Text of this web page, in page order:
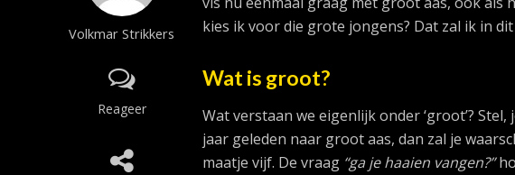
Volkmar Strikkers
Reageer
kies ik voor die grote jongens? Dat zal ik in
Wat is groot?
Wat verstaan we eigenlijk onder ‘groot’?
jaar geleden naar groot aas, dan zal je
maatje vijf. De vraag “ga je haaien vangen?”